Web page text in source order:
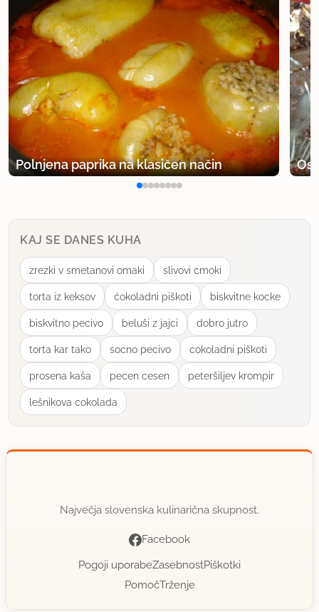
Polnjena paprika na klasičen način
KAJ SE DANES KUHA
zrezki v smetanovi omaki slivovi cmoki
torta iz keksov ćokoladni piškoti biskvitne kocke
biskvitno pecivo beluši z jajci dobro jutro
torta kar tako socno pecivo cokoladni piškoti
prosena kaša pecen cesen peteršiljev krompir
lešnikova cokolada
Največja slovenska kulinarična skupnost.
Facebook
Pogoji uporabeZasebnostPiškotki
PomočTrženje